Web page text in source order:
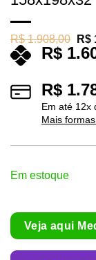
R$1.908,00 O
R$
R$
R$
R$
Em até 12x
Mais
Em estoque
Veja aqui